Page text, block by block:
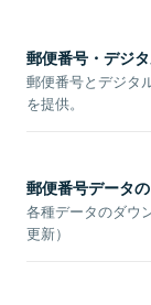
郵便番号・デジ
郵便番号とデジタ
を提供。
郵便番号データ
各種データのダウ
更新）